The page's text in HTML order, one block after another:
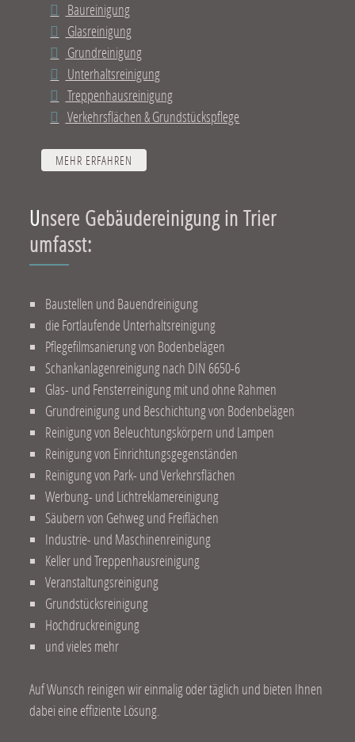
Baureinigung
Glasreinigung
Grundreinigung
Unterhaltsreinigung
Treppenhausreinigung
Verkehrsflächen & Grundstückspflege
MEHR ERFAHREN
Unsere Gebäudereinigung in Trier
umfasst:
Baustellen und Bauendreinigung
die Fortlaufende Unterhaltsreinigung
Pflegefilmsanierung von Bodenbelägen
Schankanlagenreinigung nach DIN 6650-6
Glas- und Fensterreinigung mit und ohne Rahmen
Grundreinigung und Beschichtung von Bodenbelägen
Reinigung von Beleuchtungskörpern und Lampen
Reinigung von Einrichtungsgegenständen
Reinigung von Park- und Verkehrsflächen
Werbung- und Lichtreklamereinigung
Säubern von Gehweg und Freiflächen
Industrie- und Maschinenreinigung
Keller und Treppenhausreinigung
Veranstaltungsreinigung
Grundstücksreinigung
Hochdruckreinigung
und vieles mehr
Auf Wunsch reinigen wir einmalig oder täglich und bieten Ihnen
dabei eine effiziente Lösung.